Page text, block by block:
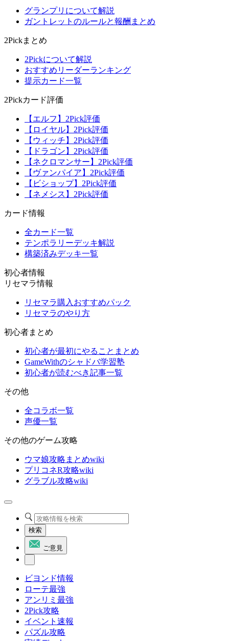
グランプリについて解説
ガントレットのルールと報酬まとめ
2Pickまとめ
2Pickについて解説
おすすめリーダーランキング
提示カード一覧
2Pickカード評価
【エルフ】2Pick評価
【ロイヤル】2Pick評価
【ウィッチ】2Pick評価
【ドラゴン】2Pick評価
【ネクロマンサー】2Pick評価
【ヴァンパイア】2Pick評価
【ビショップ】2Pick評価
【ネメシス】2Pick評価
カード情報
全カード一覧
テンポラリーデッキ解説
構築済みデッキ一覧
初心者情報
リセマラ情報
リセマラ購入おすすめパック
リセマラのやり方
初心者まとめ
初心者が最初にやることまとめ
GameWithのシャドバ学習塾
初心者が読むべき記事一覧
その他
全コラボ一覧
声優一覧
その他のゲーム攻略
ウマ娘攻略まとめwiki
プリコネR攻略wiki
グラブル攻略wiki
検索
ご意見
ビヨンド情報
ローテ最強
アンリミ最強
2Pick攻略
イベント速報
パズル攻略